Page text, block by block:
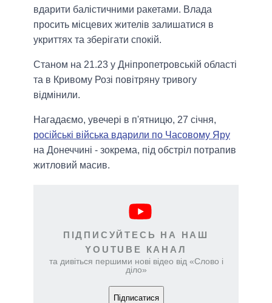
вдарити балістичними ракетами. Влада
просить місцевих жителів залишатися в
укриттях та зберігати спокій.
Станом на 21.23 у Дніпропетровській області
та в Кривому Розі повітряну тривогу
відмінили.
Нагадаємо, увечері в п'ятницю, 27 січня,
російські війська вдарили по Часовому Яру
на Донеччині - зокрема, під обстріл потрапив
житловий масив.
ПІДПИСУЙТЕСЬ НА НАШ
YOUTUBE КАНАЛ
та дивіться першими нові відео від «Слово і
діло»
Підписатися